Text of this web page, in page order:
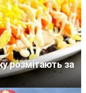
розмітають за